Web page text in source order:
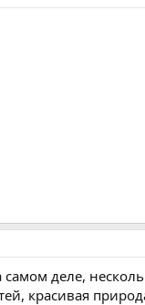
деле,
красивая